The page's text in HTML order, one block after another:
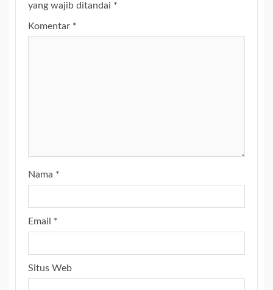
yang wajib ditandai *
Komentar *
Nama *
Email *
Situs Web